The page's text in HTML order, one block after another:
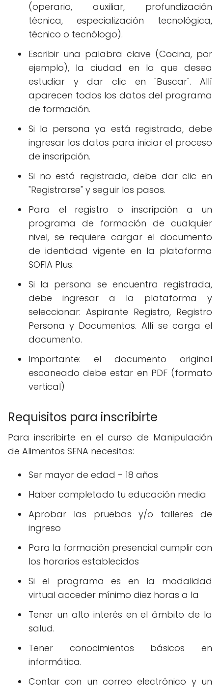
(operario, auxiliar, profundización
técnica, especialización tecnológica,
técnico o tecnólogo).
Escribir una palabra clave (Cocina, por
ejemplo), la ciudad en la que desea
estudiar y dar clic en "Buscar". Allí
aparecen todos los datos del programa
de formación.
Si la persona ya está registrada, debe
ingresar los datos para iniciar el proceso
de inscripción.
Si no está registrada, debe dar clic en
"Registrarse" y seguir los pasos.
Para el registro o inscripción a un
programa de formación de cualquier
nivel, se requiere cargar el documento
de identidad vigente en la plataforma
SOFIA Plus.
Si la persona se encuentra registrada,
debe ingresar a la plataforma y
seleccionar: Aspirante Registro, Registro
Persona y Documentos. Allí se carga el
documento.
Importante: el documento original
escaneado debe estar en PDF (formato
vertical)
Requisitos para inscribirte
Para inscribirte en el curso de Manipulación
de Alimentos SENA necesitas:
Ser mayor de edad - 18 años
Haber completado tu educación media
Aprobar las pruebas y/o talleres de
ingreso
Para la formación presencial cumplir con
los horarios establecidos
Si el programa es en la modalidad
virtual acceder mínimo diez horas a la
Tener un alto interés en el ámbito de la
salud.
Tener conocimientos básicos en
informática.
Contar con un correo electrónico y un